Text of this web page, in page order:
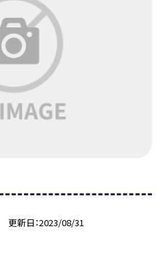
更新日 2023/08/31